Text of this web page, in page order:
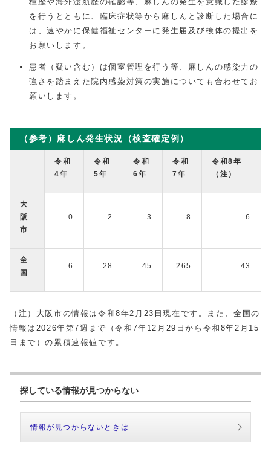
を行うとともに、臨床症状等から麻しんと診断した場合に
は、速やかに保健福祉センターに発生届及び検体の提出を
お願いします。
患者（疑い含む）は個室管理を行う等、麻しんの感染力の
強さを踏まえた院内感染対策の実施についても合わせてお
願いします。
（参考）麻しん発生状況（検査確定例）
令和
4年
令和
5年
令和
6年
令和
7年
令和8年
（注）
大
阪
市
0 2 3 8 6
全
国
6 28 45 265 43
（注）大阪市の情報は令和8年2月23日現在です。また、全国の
情報は2026年第7週まで（令和7年12月29日から令和8年2月15
日まで）の累積速報値です。
探している情報が見つからない
情報が見つからないときは